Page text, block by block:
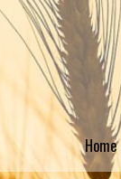
Home